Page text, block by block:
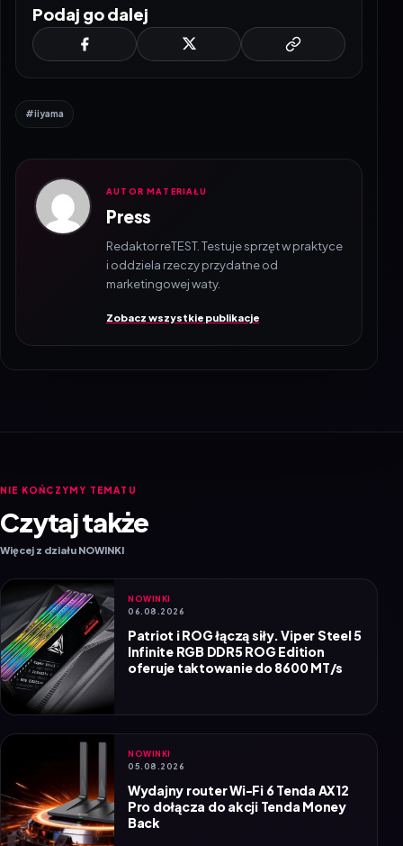
Podaj go dalej
#iiyama
AUTOR MATERIAŁU
Press
Redaktor reTEST. Testuje sprzęt w praktyce
i oddziela rzeczy przydatne od
marketingowej waty.
Zobacz wszystkie publikacje
NIE KOŃCZYMY TEMATU
Czytaj także
Więcej z działu NOWINKI
NOWINKI
06.08.2026
Patriot i ROG łączą siły. Viper Steel 5
Infinite RGB DDR5 ROG Edition
oferuje taktowanie do 8600 MT/s
NOWINKI
05.08.2026
Wydajny router Wi-Fi 6 Tenda AX12
Pro dołącza do akcji Tenda Money
Back